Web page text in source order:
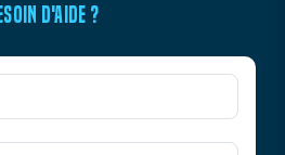
D'AIDE ?